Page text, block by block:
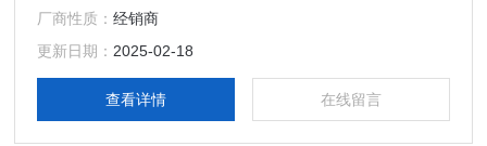
厂商性质：经销商
更新日期： 2025-02-18
查看详情 在线留言